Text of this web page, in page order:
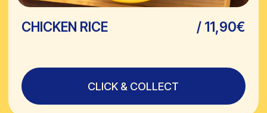
Des produits frais, des recettes
l’assiette. Tu ressors rassasié, pas
assommé.